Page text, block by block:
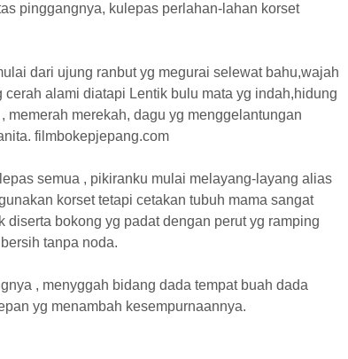
pinggangnya, kulepas perlahan-lahan korset
dari ujung ranbut yg megurai selewat bahu,wajah
alami diatapi Lentik bulu mata yg indah,hidung
memerah merekah, dagu yg menggelantungan
filmbokepjepang.com
semua , pikiranku mulai melayang-layang alias
korset tetapi cetakan tubuh mama sangat
bokong yg padat dengan perut yg ramping
tanpa noda.
, menyggah bidang dada tempat buah dada
yg menambah kesempurnaannya.